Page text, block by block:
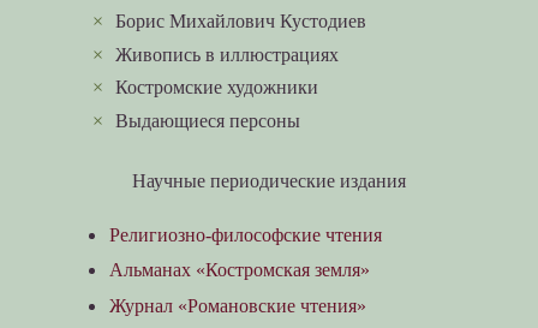
×Борис Михайлович Кустодиев
×Живопись в иллюстрациях
×Костромские художники
×Выдающиеся персоны
Научные периодические издания
Религиозно-философские чтения
Альманах «Костромская земля»
Журнал «Романовские чтения»